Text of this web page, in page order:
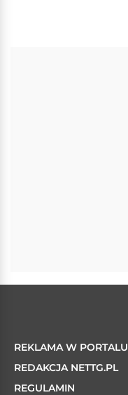
REKLAMA W PORTALU
REDAKCJA NETTG.PL
REGULAMIN